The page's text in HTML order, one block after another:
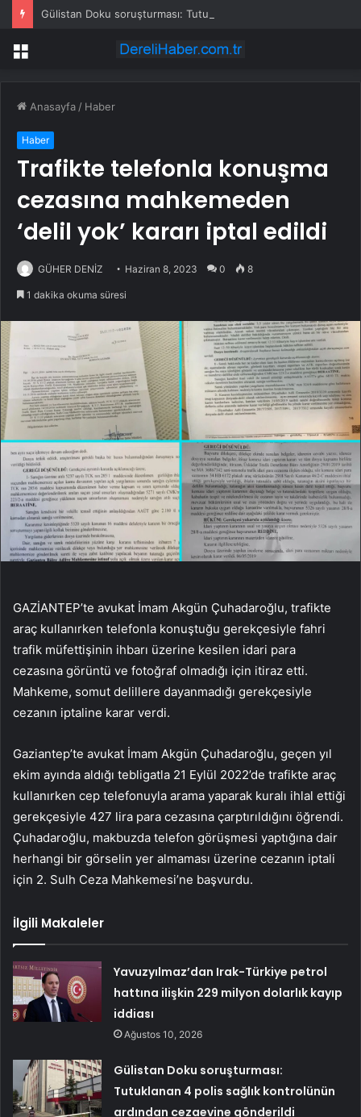
Menü
Anasayfa / Haber
Haber
Trafikte telefonla konuşma
cezasına mahkemeden
‘delil yok’ kararı iptal edildi
GÜHER DENİZ Haziran 8, 2023 0 8
1 dakika okuma süresi
GAZİANTEP’te avukat İmam Akgün Çuhadaroğlu, trafikte
araç kullanırken telefonla konuştuğu gerekçesiyle fahri
trafik müfettişinin ihbarı üzerine kesilen idari para
cezasına görüntü ve fotoğraf olmadığı için itiraz etti.
Mahkeme, somut delillere dayanmadığı gerekçesiyle
cezanın iptaline karar verdi.
Gaziantep’te avukat İmam Akgün Çuhadaroğlu, geçen yıl
ekim ayında aldığı tebligatla 21 Eylül 2022’de trafikte araç
kullanırken cep telefonuyla arama yaparak kuralı ihlal ettiği
gerekçesiyle 427 lira para cezasına çarptırıldığını öğrendi.
Çuhadaroğlu, makbuzda telefon görüşmesi yaptığına dair
herhangi bir görselin yer almaması üzerine cezanın iptali
için 2. Sulh Ceza Mahkemesi’ne başvurdu.
İlgili Makaleler
Yavuzyılmaz’dan Irak-Türkiye petrol
hattına ilişkin 229 milyon dolarlık kayıp
iddiası
Ağustos 10, 2026
Gülistan Doku soruşturması:
Tutuklanan 4 polis sağlık kontrolünün
ardından cezaevine gönderildi